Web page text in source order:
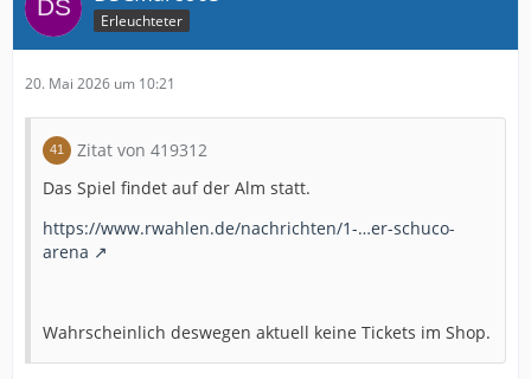
Erleuchteter
20. Mai 2026 um 10:21
Zitat von 419312
Das Spiel findet auf der Alm statt.
https://www.rwahlen.de/nachrichten/1-…er-schuco-
arena
Wahrscheinlich deswegen aktuell keine Tickets im Shop.